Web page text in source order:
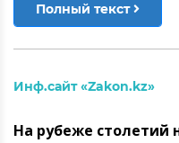
Полный текст
Инф.сайт «Zakon.kz»
На рубеже столетий